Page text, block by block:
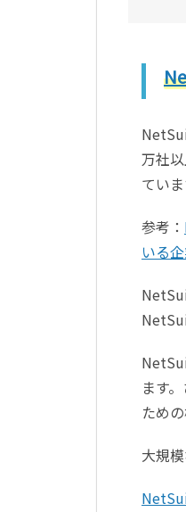
万社
ていま
参考：
いる
ます
ため
大規